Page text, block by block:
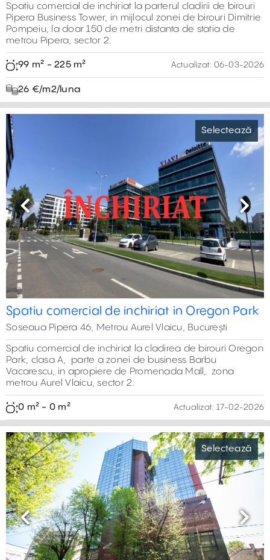
Spatiu comercial de inchiriat la parterul cladirii de birouri
Pipera Business Tower, in mijlocul zonei de birouri Dimitrie
Pompeiu, la doar 150 de metri distanta de statia de
metrou Pipera, sector 2.
99 m² - 225 m² Actualizat: 06-03-2026
26 €‎/m2/luna
Selectează
Previous Next
Spatiu comercial de inchiriat in Oregon Park
Soseaua Pipera 46, Metrou Aurel Vlaicu, București
Spatiu comercial de inchiriat la cladirea de birouri Oregon
Park, clasa A, parte a zonei de business Barbu
Vacarescu, in apropiere de Promenada Mall, zona
metrou Aurel Vlaicu, sector 2.
0 m² - 0 m² Actualizat: 17-02-2026
Selectează
Previous Next